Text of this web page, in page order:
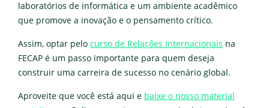
laboratórios de informática e um ambiente acadêmico
que promove a inovação e o pensamento crítico.
Assim, optar pelo curso de Relações Internacionais na
FECAP é um passo importante para quem deseja
construir uma carreira de sucesso no cenário global.
Aproveite que você está aqui e baixe o nosso material